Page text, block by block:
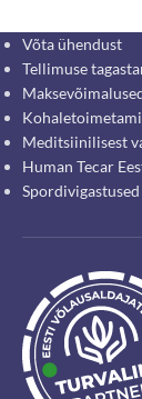
Võta ühendust
Tellimuse
Meditsiinilisest
Human Tecar
Spordivigastused